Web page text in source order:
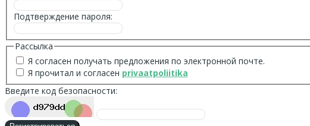
Подтверждение пароля:
Рассылка
Я согласен получать предложения по электронной почте.
Я прочитал и согласен privaatpoliitika
Введите код безопасности: